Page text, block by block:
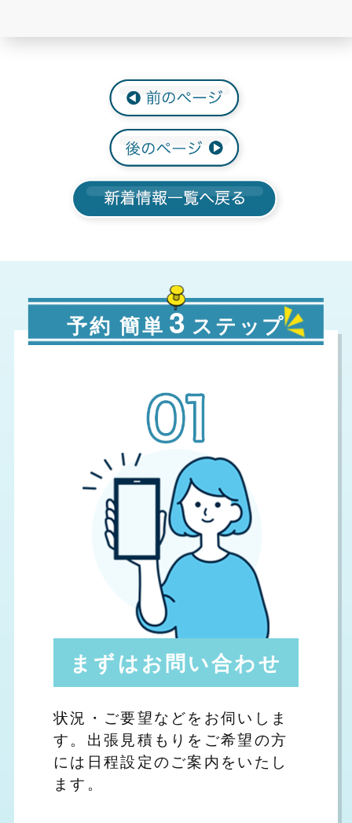
予約 簡単 3 ステップ
まずはお問い合わせ
状況・ご要望などをお伺いしま
す。出張見積もりをご希望の方
には日程設定のご案内をいたし
ます。